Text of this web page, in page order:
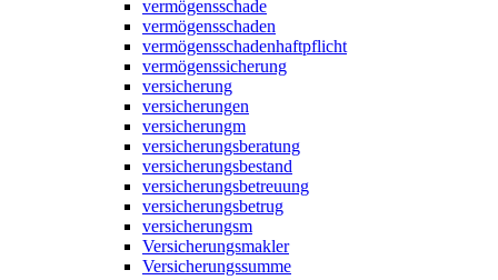
vermögensschade
vermögensschaden
vermögensschadenhaftpflicht
vermögenssicherung
versicherung
versicherungen
versicherungm
versicherungsberatung
versicherungsbestand
versicherungsbetreuung
versicherungsbetrug
versicherungsm
Versicherungsmakler
Versicherungssumme